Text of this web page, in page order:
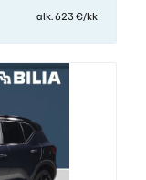
alk. 623 €/kk